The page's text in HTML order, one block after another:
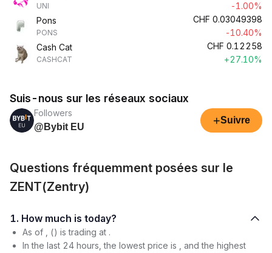
UNI
-1.00%
Pons
PONS
CHF 0.03049398
-10.40%
Cash Cat
CASHCAT
CHF 0.12258
+27.10%
Suis-nous sur les réseaux sociaux
Followers
@Bybit EU
+Suivre
Questions fréquemment posées sur le
ZENT(Zentry)
1. How much is today?
As of , () is trading at .
In the last 24 hours, the lowest price is , and the highest